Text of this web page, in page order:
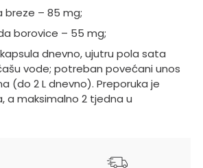
breze – 85 mg;
borovice – 55 mg;
dnevno, ujutru pola sata
vode; potreban povećani unos
(do 2 L dnevno). Preporuka je
a maksimalno 2 tjedna u